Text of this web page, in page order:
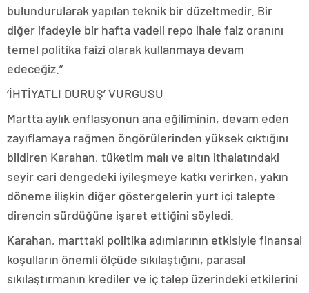
bulundurularak yapılan teknik bir düzeltmedir. Bir
diğer ifadeyle bir hafta vadeli repo ihale faiz oranını
temel politika faizi olarak kullanmaya devam
edeceğiz.”
‘İHTİYATLI DURUŞ’ VURGUSU
Martta aylık enflasyonun ana eğiliminin, devam eden
zayıflamaya rağmen öngörülerinden yüksek çıktığını
bildiren Karahan, tüketim malı ve altın ithalatındaki
seyir cari dengedeki iyileşmeye katkı verirken, yakın
döneme ilişkin diğer göstergelerin yurt içi talepte
direncin sürdüğüne işaret ettiğini söyledi.
Karahan, marttaki politika adımlarının etkisiyle finansal
koşulların önemli ölçüde sıkılaştığını, parasal
sıkılaştırmanın krediler ve iç talep üzerindeki etkilerini